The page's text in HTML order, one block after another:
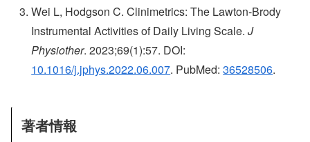
Wei L, Hodgson C. Clinimetrics: The Lawton-Brody
Instrumental Activities of Daily Living Scale.J
Physiother. 2023;69(1):57. DOI:
10.1016/j.jphys.2022.06.007. PubMed:36528506.
著者情報